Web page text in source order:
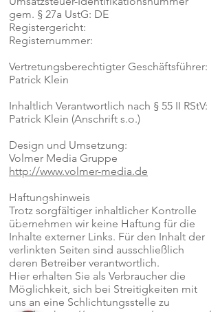
gem. § 27a UstG: DE
Registergericht:
Registernummer:
Vertretungsberechtigter Geschäftsführer:
Patrick Klein
Inhaltlich Verantwortlich nach § 55 II RStV:
Patrick Klein (Anschrift s.o.)
Design und Umsetzung:
Volmer Media Gruppe
http://www.volmer-media.de
Haftungshinweis
Trotz sorgfältiger inhaltlicher Kontrolle
übernehmen wir keine Haftung für die
Inhalte externer Links. Für den Inhalt der
verlinkten Seiten sind ausschließlich
deren Betreiber verantwortlich.
Hier erhalten Sie als Verbraucher die
Möglichkeit, sich bei Streitigkeiten mit
uns an eine Schlichtungsstelle zu